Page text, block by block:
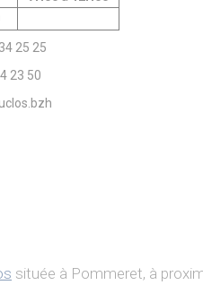
25 25
23 50
située à Pommeret, à
ASSISTANCE